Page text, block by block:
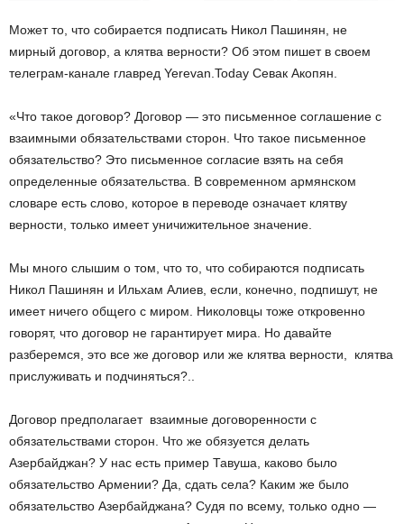
Может то, что собирается подписать Никол Пашинян, не
мирный договор, а клятва верности? Об этом пишет в своем
телеграм-канале главред Yerevan.Today Севак Акопян.
«Что такое договор? Договор — это письменное соглашение с
взаимными обязательствами сторон. Что такое письменное
обязательство? Это письменное согласие взять на себя
определенные обязательства. В современном армянском
словаре есть слово, которое в переводе означает клятву
верности, только имеет уничижительное значение.
Мы много слышим о том, что то, что собираются подписать
Никол Пашинян и Ильхам Алиев, если, конечно, подпишут, не
имеет ничего общего с миром. Николовцы тоже откровенно
говорят, что договор не гарантирует мира. Но давайте
разберемся, это все же договор или же клятва верности, клятва
прислуживать и подчиняться?..
Договор предполагает взаимные договоренности с
обязательствами сторон. Что же обязуется делать
Азербайджан? У нас есть пример Тавуша, каково было
обязательство Армении? Да, сдать села? Каким же было
обязательство Азербайджана? Судя по всему, только одно —